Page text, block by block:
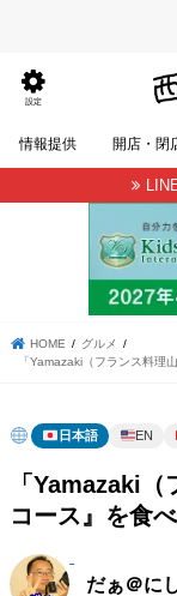
設定
情報提供 開店・閉
HOME
グルメ
「Yamazaki（フランス料理
日本語 EN
「Yamazaki
コース』を食
だぁ＠に